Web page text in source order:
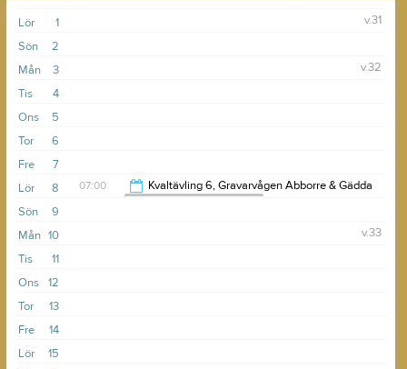
1
Lör
v.31
2
Sön
3
Mån
v.32
4
Tis
5
Ons
6
Tor
7
Fre
8
Lör 07:00
Kvaltävling 6, Gravarvågen Abborre & Gädda
9
Sön
10
Mån
v.33
11
Tis
12
Ons
13
Tor
14
Fre
15
Lör